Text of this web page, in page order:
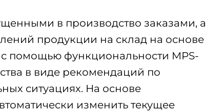
в производство заказами, а
продукции на склад на основе
помощью функциональности MPS-
в виде рекомендаций по
ситуациях. На основе
изменить текущее